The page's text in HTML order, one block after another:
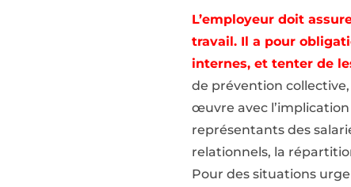
L’employeur doit
travail. Il a pour
internes, et tenter de
de prévention
œuvre avec
représentants des
relationnels, la
Pour des situations